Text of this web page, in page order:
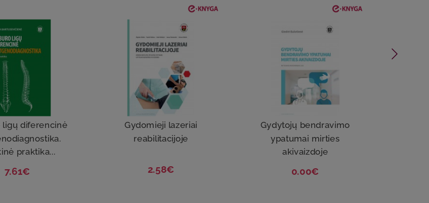
ligų diferencinė
praktika...
7.61€
Gydomieji lazeriai
reabilitacijoje
2.58€
Gydytojų bendravimo
ypatumai mirties
akivaizdoje
0.00€